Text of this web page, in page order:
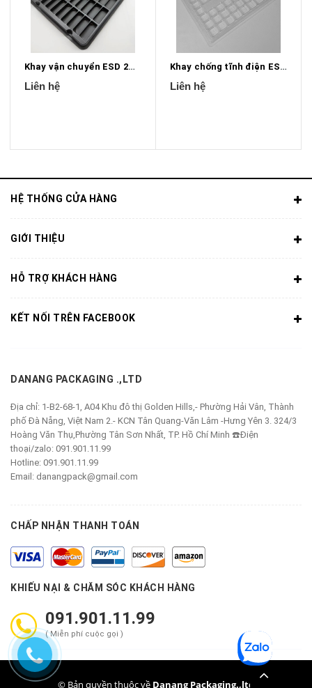
Khay vận chuyển ESD 2mm X 0.75mm
Liên hệ
Khay chống tĩnh điện ESD 9.875mm x 7.875mm
Liên hệ
HỆ THỐNG CỬA HÀNG
GIỚI THIỆU
HỖ TRỢ KHÁCH HÀNG
KẾT NỐI TRÊN FACEBOOK
DANANG PACKAGING .,LTD
Địa chỉ: 1-B2-68-1, A04 Khu đô thị Golden Hills,- Phường Hải Vân, Thành
phố Đà Nẵng, Việt Nam 2.- KCN Tân Quang-Văn Lâm -Hưng Yên 3. 324/3
Hoàng Văn Thụ,Phường Tân Sơn Nhất, TP. Hồ Chí Minh ☎️Điện
thoại/zalo: 091.901.11.99
Hotline: 091.901.11.99
Email: danangpack@gmail.com
CHẤP NHẬN THANH TOÁN
KHIẾU NẠI & CHĂM SÓC KHÁCH HÀNG
091.901.11.99
( Miễn phí cuộc gọi )
© Bản quyền thuộc về Danang Packaging.,ltd